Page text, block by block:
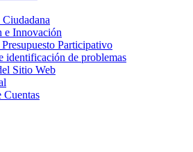
e Innovación
Participativo
identificación de problemas
Sitio Web
Cuentas